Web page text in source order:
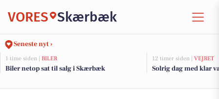
VORES Skærbæk
Seneste nyt ›
1 time siden | BILER
Biler netop sat til salg i Skærbæk
12 timer siden | VEJRET
Solrig dag med klar